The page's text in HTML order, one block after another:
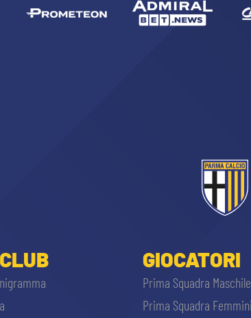
GIOCATORI
Prima Squadra Maschile
Prima Squadra